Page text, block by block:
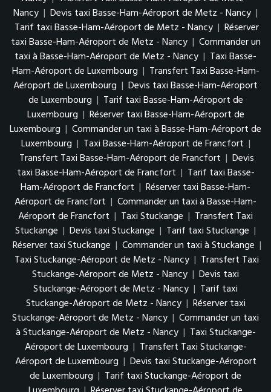
Nancy | Devis taxi Basse-Ham-Aéroport de Metz - Nancy |
Tarif taxi Basse-Ham-Aéroport de Metz - Nancy | Réserver
taxi Basse-Ham-Aéroport de Metz - Nancy | Commander un
taxi à Basse-Ham-Aéroport de Metz - Nancy | Taxi Basse-
Ham-Aéroport de Luxembourg | Transfert Taxi Basse-Ham-
Aéroport de Luxembourg | Devis taxi Basse-Ham-Aéroport
de Luxembourg | Tarif taxi Basse-Ham-Aéroport de
Luxembourg | Réserver taxi Basse-Ham-Aéroport de
Luxembourg | Commander un taxi à Basse-Ham-Aéroport de
Luxembourg | Taxi Basse-Ham-Aéroport de Francfort |
Transfert Taxi Basse-Ham-Aéroport de Francfort | Devis
taxi Basse-Ham-Aéroport de Francfort | Tarif taxi Basse-
Ham-Aéroport de Francfort | Réserver taxi Basse-Ham-
Aéroport de Francfort | Commander un taxi à Basse-Ham-
Aéroport de Francfort | Taxi Stuckange | Transfert Taxi
Stuckange | Devis taxi Stuckange | Tarif taxi Stuckange |
Réserver taxi Stuckange | Commander un taxi à Stuckange |
Taxi Stuckange-Aéroport de Metz - Nancy | Transfert Taxi
Stuckange-Aéroport de Metz - Nancy | Devis taxi
Stuckange-Aéroport de Metz - Nancy | Tarif taxi
Stuckange-Aéroport de Metz - Nancy | Réserver taxi
Stuckange-Aéroport de Metz - Nancy | Commander un taxi
à Stuckange-Aéroport de Metz - Nancy | Taxi Stuckange-
Aéroport de Luxembourg | Transfert Taxi Stuckange-
Aéroport de Luxembourg | Devis taxi Stuckange-Aéroport
de Luxembourg | Tarif taxi Stuckange-Aéroport de